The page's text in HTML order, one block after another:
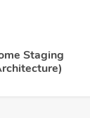
Staging